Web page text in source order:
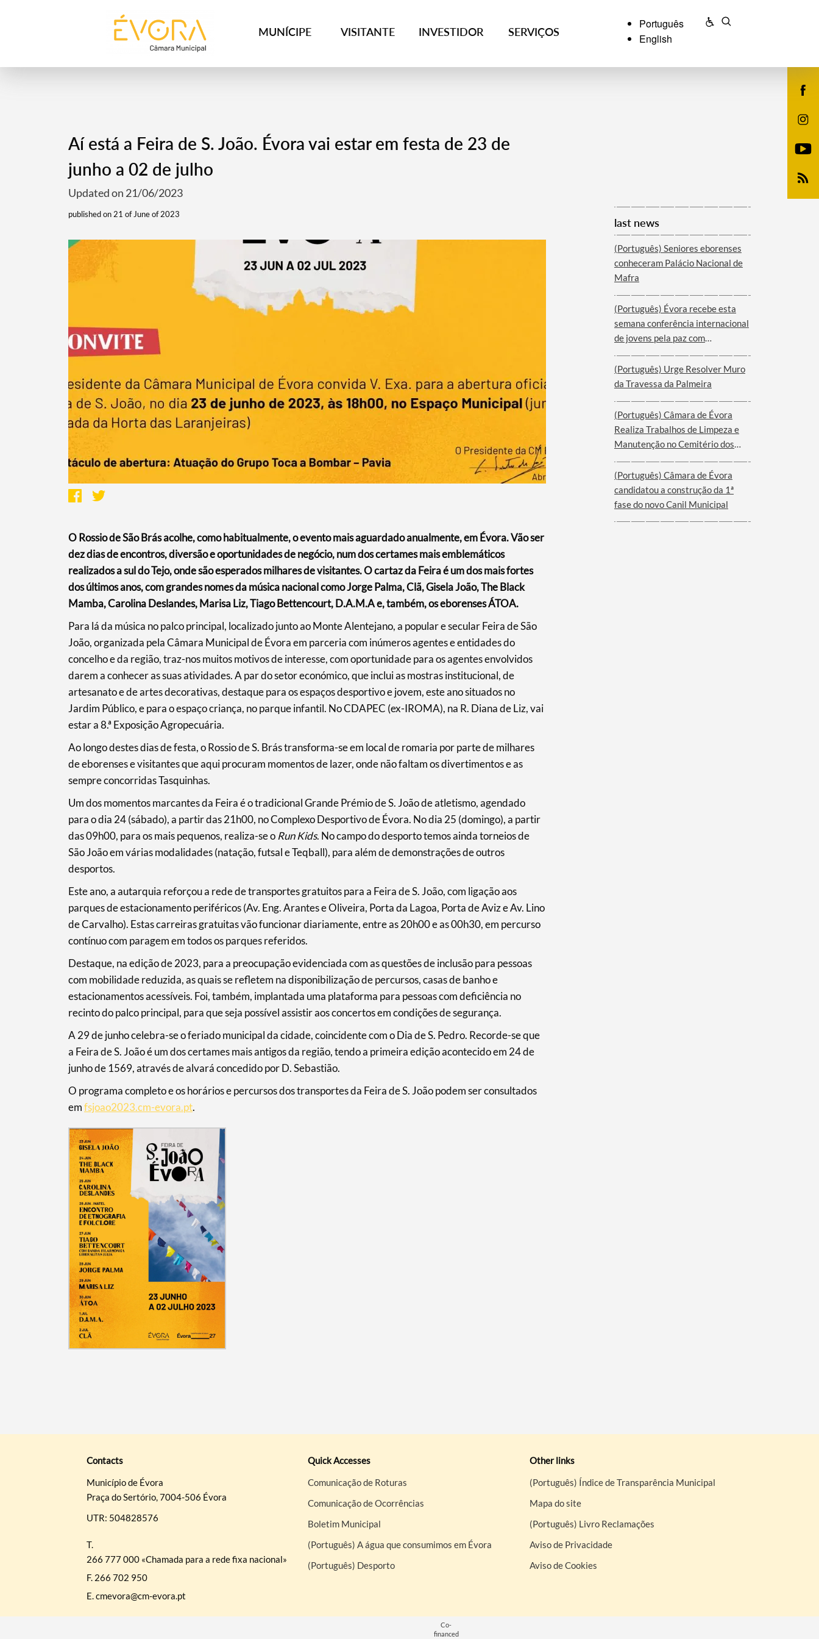
MUNÍCIPE VISITANTE INVESTIDOR SERVIÇOS
Português
English
Search term
Categories
Filters
Aí está a Feira de S. João. Évora vai estar em festa de 23 de
junho a 02 de julho
Updated on 21/06/2023
published on 21 of June of 2023
O Rossio de São Brás acolhe, como habitualmente, o evento mais aguardado anualmente, em Évora. Vão ser
dez dias de encontros, diversão e oportunidades de negócio, num dos certames mais emblemáticos
realizados a sul do Tejo, onde são esperados milhares de visitantes. O cartaz da Feira é um dos mais fortes
dos últimos anos, com grandes nomes da música nacional como Jorge Palma, Clã, Gisela João, The Black
Mamba, Carolina Deslandes, Marisa Liz, Tiago Bettencourt, D.A.M.A e, também, os eborenses ÁTOA.
Para lá da música no palco principal, localizado junto ao Monte Alentejano, a popular e secular Feira de São
João, organizada pela Câmara Municipal de Évora em parceria com inúmeros agentes e entidades do
concelho e da região, traz-nos muitos motivos de interesse, com oportunidade para os agentes envolvidos
darem a conhecer as suas atividades. A par do setor económico, que inclui as mostras institucional, de
artesanato e de artes decorativas, destaque para os espaços desportivo e jovem, este ano situados no
Jardim Público, e para o espaço criança, no parque infantil. No CDAPEC (ex-IROMA), na R. Diana de Liz, vai
estar a 8.ª Exposição Agropecuária.
Ao longo destes dias de festa, o Rossio de S. Brás transforma-se em local de romaria por parte de milhares
de eborenses e visitantes que aqui procuram momentos de lazer, onde não faltam os divertimentos e as
sempre concorridas Tasquinhas.
Um dos momentos marcantes da Feira é o tradicional Grande Prémio de S. João de atletismo, agendado
para o dia 24 (sábado), a partir das 21h00, no Complexo Desportivo de Évora. No dia 25 (domingo), a partir
das 09h00, para os mais pequenos, realiza-se o Run Kids. No campo do desporto temos ainda torneios de
São João em várias modalidades (natação, futsal e Teqball), para além de demonstrações de outros
desportos.
Este ano, a autarquia reforçou a rede de transportes gratuitos para a Feira de S. João, com ligação aos
parques de estacionamento periféricos (Av. Eng. Arantes e Oliveira, Porta da Lagoa, Porta de Aviz e Av. Lino
de Carvalho). Estas carreiras gratuitas vão funcionar diariamente, entre as 20h00 e as 00h30, em percurso
contínuo com paragem em todos os parques referidos.
Destaque, na edição de 2023, para a preocupação evidenciada com as questões de inclusão para pessoas
com mobilidade reduzida, as quais se refletem na disponibilização de percursos, casas de banho e
estacionamentos acessíveis. Foi, também, implantada uma plataforma para pessoas com deficiência no
recinto do palco principal, para que seja possível assistir aos concertos em condições de segurança.
A 29 de junho celebra-se o feriado municipal da cidade, coincidente com o Dia de S. Pedro. Recorde-se que
a Feira de S. João é um dos certames mais antigos da região, tendo a primeira edição acontecido em 24 de
junho de 1569, através de alvará concedido por D. Sebastião.
O programa completo e os horários e percursos dos transportes da Feira de S. João podem ser consultados
emfsjoao2023.cm-evora.pt.
last news
(Português) Seniores eborenses
conheceram Palácio Nacional de
Mafra
(Português) Évora recebe esta
semana conferência internacional
de jovens pela paz com
oito países
(Português) Urge Resolver Muro
da Travessa da Palmeira
(Português) Câmara de Évora
Realiza Trabalhos de Limpeza e
Manutenção no Cemitério dos
(Português) Câmara de Évora
candidatou a construção da 1ª
fase do novo Canil Municipal
Contacts
Município de Évora
Praça do Sertório, 7004-506 Évora
UTR: 504828576
T.
266 777 000 «Chamada para a rede fixa nacional»
F. 266 702 950
E.cmevora@cm-evora.pt
Quick Accesses
Comunicação de Roturas
Comunicação de Ocorrências
Boletim Municipal
(Português) A água que consumimos em Évora
(Português) Desporto
Other links
(Português) Índice de Transparência Municipal
Mapa do site
(Português) Livro Reclamações
Aviso de Privacidade
Aviso de Cookies
Co-
financed